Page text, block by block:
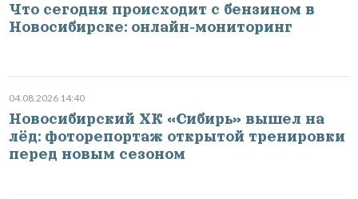
Что сегодня происходит с бензином в
Новосибирске: онлайн-мониторинг
04.08.2026 14:40
Новосибирский ХК «Сибирь» вышел на
лёд: фоторепортаж открытой тренировки
перед новым сезоном